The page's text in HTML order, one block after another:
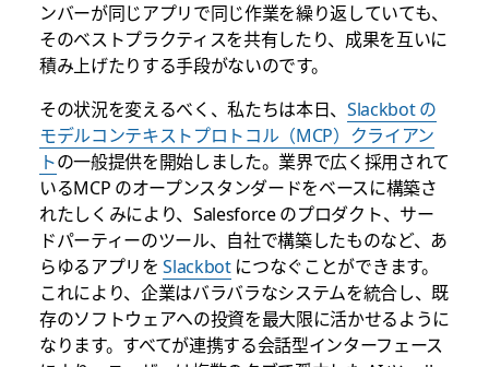
ンバーが同じアプリで同じ作業を繰り返していても、
そのベストプラクティスを共有したり、成果を互いに
積み上げたりする手段がないのです。
その状況を変えるべく、私たちは本日、Slackbot の
モデルコンテキストプロトコル（MCP）クライアン
トの一般提供を開始しました。業界で広く採用されて
いるMCP のオープンスタンダードをベースに構築さ
れたしくみにより、Salesforce のプロダクト、サー
ドパーティーのツール、自社で構築したものなど、あ
らゆるアプリをSlackbotにつなぐことができます。
これにより、企業はバラバラなシステムを統合し、既
存のソフトウェアへの投資を最大限に活かせるように
なります。すべてが連携する会話型インターフェース